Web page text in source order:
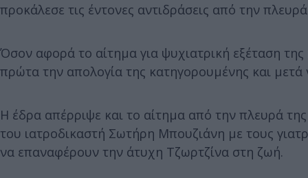
προκάλεσε τις έντονες αντιδράσεις από την
Όσον αφορά το αίτημα για ψυχιατρική εξέταση
πρώτα την απολογία της κατηγορουμένης και μετά
Η έδρα απέρριψε και το αίτημα από την πλευρά
του ιατροδικαστή Σωτήρη Μπουζιάνη με τους
να επαναφέρουν την άτυχη Τζωρτζίνα στη ζωή.